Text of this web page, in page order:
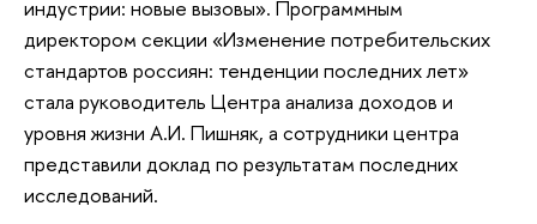
индустрии: новые вызовы». Программным
директором секции «Изменение потребительских
стандартов россиян: тенденции последних лет»
стала руководитель Центра анализа доходов и
уровня жизни А.И. Пишняк, а сотрудники центра
представили доклад по результатам последних
исследований.